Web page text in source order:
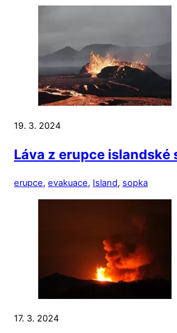
19. 3. 2024
Láva z erupce
erupce, evakuace, Island, sopka
17. 3. 2024